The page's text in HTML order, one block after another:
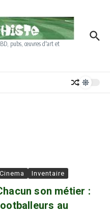
pubs, œuvres d'art et
Cinema Inventaire
son métier :
au